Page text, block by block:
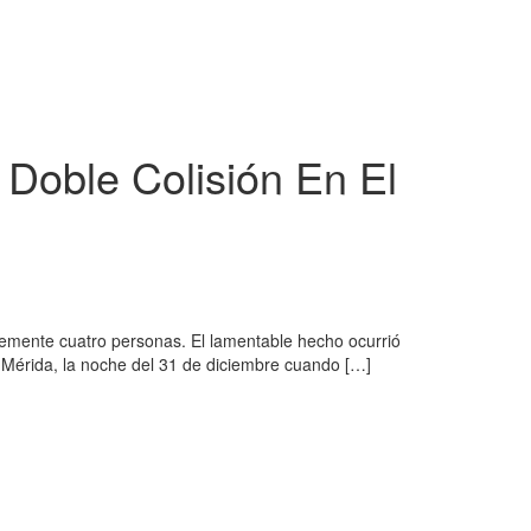
Colisión En El
cuatro personas. El lamentable hecho ocurrió
la noche del 31 de diciembre cuando […]